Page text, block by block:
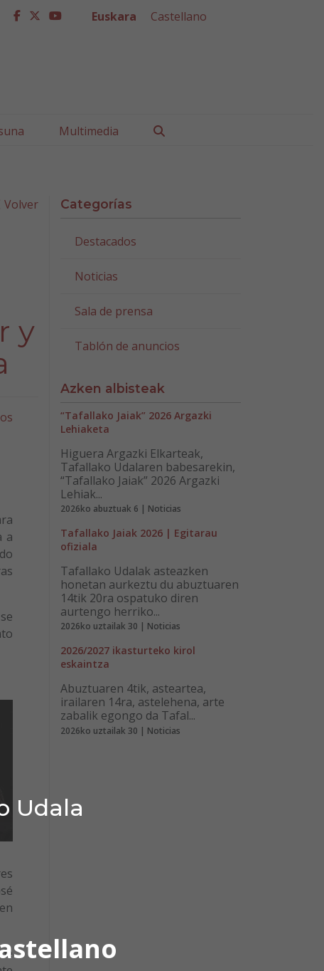
Udala
facebook
twitter
youtube
Euskara Castellano
Multimedia
Volver
y
a
Categorías
Destacados
Noticias
Sala de prensa
Tablón de anuncios
Azken albisteak
“Tafallako Jaiak” 2026 Argazki
Lehiaketa
Higuera Argazki Elkarteak,
Tafallako Udalaren babesarekin,
“Tafallako Jaiak” 2026 Argazki
Lehiak...
2026ko abuztuak 6 | Noticias
Tafallako Jaiak 2026 | Egitarau
ofiziala
Tafallako Udalak asteazken
honetan aurkeztu du abuztuaren
14tik 20ra ospatuko diren
aurtengo herriko...
2026ko uztailak 30 | Noticias
2026/2027 ikasturteko kirol
eskaintza
Abuztuaren 4tik, asteartea,
irailaren 14ra, astelehena, arte
zabalik egongo da Tafal...
2026ko uztailak 30 | Noticias